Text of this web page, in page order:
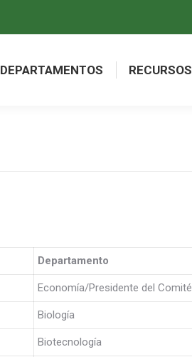
DEPARTAMENTOS RECURSOS
Departamento
Economía/Presidente del Comité
Biología
Biotecnología